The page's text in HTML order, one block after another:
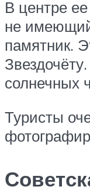
В центре
не
памятник.
солнечных
Туристы